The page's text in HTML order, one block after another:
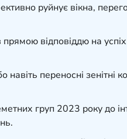
руйнує вікна,
відповіддю на
переносні
груп 2023 року до